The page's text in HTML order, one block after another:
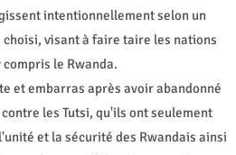
intentionnellement selon un
visant à faire taire les nations
le Rwanda.
et embarras après avoir abandonné
les Tutsi, qu'ils ont seulement
et la sécurité des Rwandais ainsi